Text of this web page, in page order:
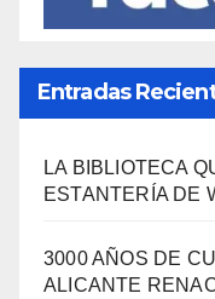
Entradas
LA BIBLIOTECA
3000 AÑOS DE
SANTA BÁRBARA